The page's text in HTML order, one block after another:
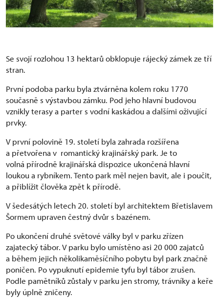
Se svojí rozlohou 13 hektarů obklopuje rájecký zámek ze tří
stran.
První podoba parku byla ztvárněna kolem roku 1770
současně s výstavbou zámku. Pod jeho hlavní budovou
vznikly terasy a parter s vodní kaskádou a dalšími oživující
prvky.
V první polovině 19. století byla zahrada rozšířena
a přetvořena v romantický krajinářský park. Je to
volná přírodně krajinářská dispozice ukončená hlavní
loukou a rybníkem. Tento park měl nejen bavit, ale i poučit,
a přiblížit člověka zpět k přírodě.
V šedesátých letech 20. století byl architektem Břetislavem
Šormem upraven čestný dvůr s bazénem.
Po ukončení druhé světové války byl v parku zřízen
zajatecký tábor. V parku bylo umístěno asi 20 000 zajatců
a během jejich několikaměsíčního pobytu byl park značně
poničen. Po vypuknutí epidemie tyfu byl tábor zrušen.
Podle pamětníků zůstaly v parku jen stromy, trávníky a keře
byly úplně zničeny.